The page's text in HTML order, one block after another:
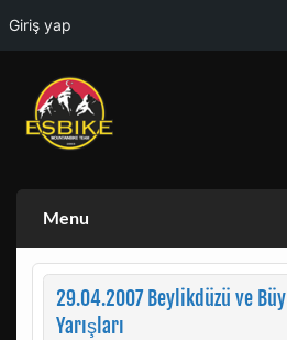
Giriş yap
Skip
content
Menu
29.04.2007 Beylikdüzü ve
Yarışları